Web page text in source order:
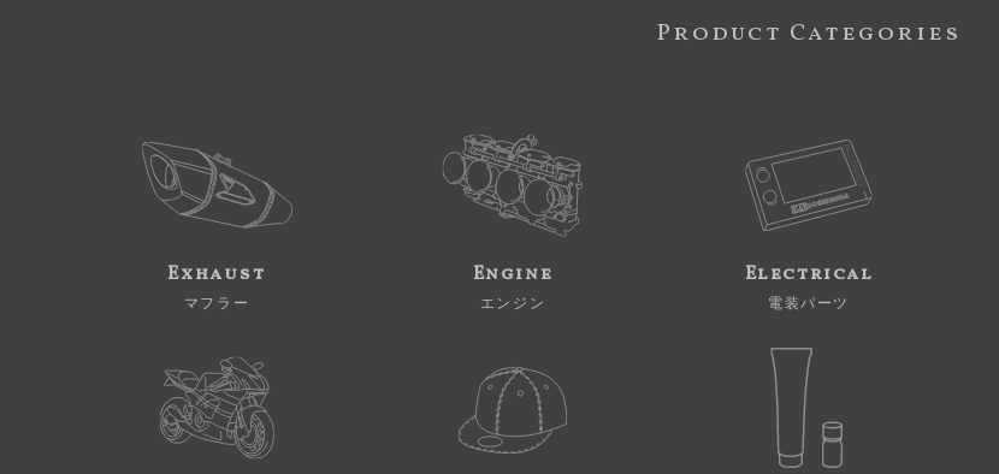
Product Categories
Exhaust
マフラー
Engine
エンジン
Electrical
電装パーツ